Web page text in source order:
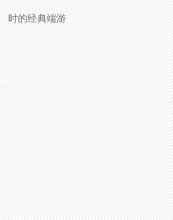
时的经典端游